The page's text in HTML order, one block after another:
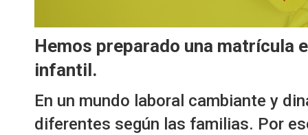
Hemos preparado una matrícula
infantil.
En un mundo laboral cambiante y
diferentes según las familias. Por